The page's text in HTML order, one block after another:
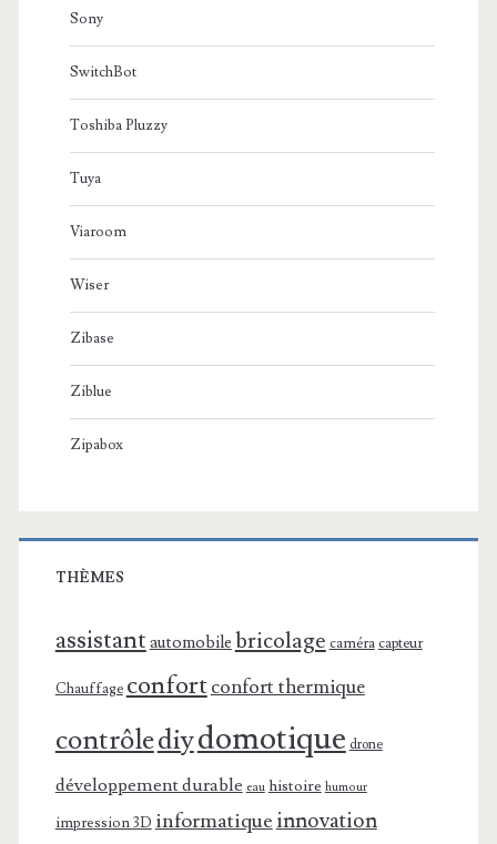
Sony
SwitchBot
Toshiba Pluzzy
Tuya
Viaroom
Wiser
Zibase
Ziblue
Zipabox
THÈMES
assistant automobile bricolage caméra capteur
Chauffage confortconfort thermique
contrôlediydomotique drone
développement durable eau histoire humour
impression 3D informatiqueinnovation